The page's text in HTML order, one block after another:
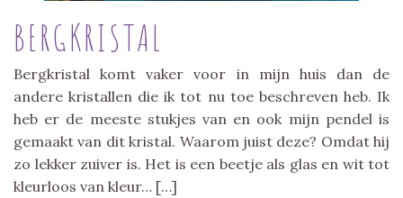
BERGKRISTAL
Bergkristal komt vaker voor in mijn huis dan de
andere kristallen die ik tot nu toe beschreven heb. Ik
heb er de meeste stukjes van en ook mijn pendel is
gemaakt van dit kristal. Waarom juist deze? Omdat hij
zo lekker zuiver is. Het is een beetje als glas en wit tot
kleurloos van kleur… […]